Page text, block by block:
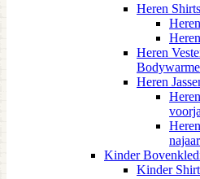
Heren
Heren
Heren
Kinder
Kinder